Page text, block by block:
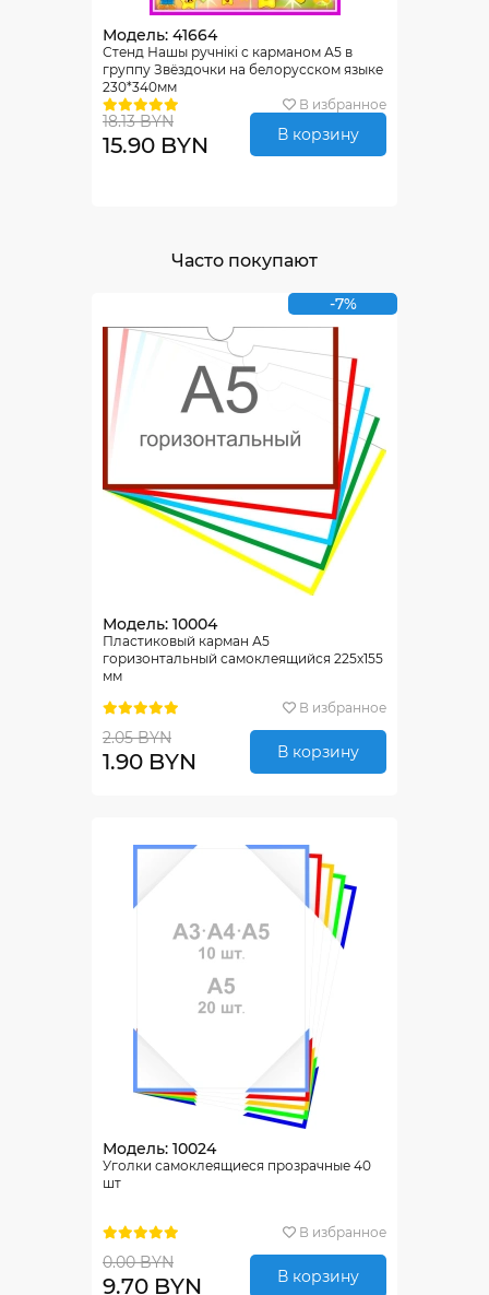
Модель: 41664
Стенд Нашы ручнiкi с карманом А5 в
группу Звёздочки на белорусском языке
230*340мм
В избранное
18.13 BYN
15.90 BYN В корзину
Часто покупают
-7%
Модель: 10004
Пластиковый карман А5
горизонтальный самоклеящийся 225х155
мм
В избранное
2.05 BYN
1.90 BYN В корзину
Модель: 10024
Уголки самоклеящиеся прозрачные 40
шт
В избранное
0.00 BYN
9.70 BYN В корзину